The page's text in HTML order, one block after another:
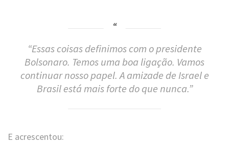
“Essas coisas definimos com o presidente
Bolsonaro. Temos uma boa ligação. Vamos
continuar nosso papel. A amizade de Israel e
Brasil está mais forte do que nunca.”
E acrescentou: